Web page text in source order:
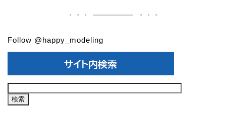
Follow @happy_modeling